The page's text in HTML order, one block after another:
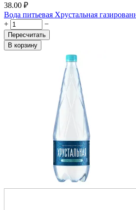
38.00 ₽
Вода питьевая Хрустальная
+
−
Пересчитать
В корзину